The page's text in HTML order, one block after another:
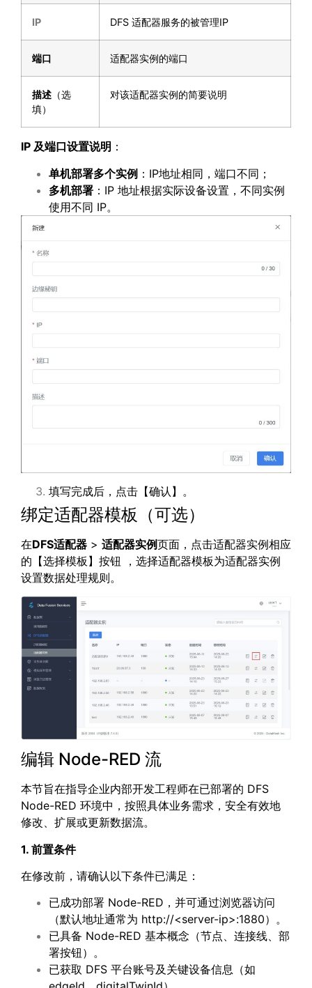
IP DFS 适配器服务的被管理IP
端口 适配器实例的端口
描述 （选
填）
对该适配器实例的简要说明
IP 及端口设置说明 ：
单机部署多个实例 ：IP地址相同，端口不同；
多机部署 ：IP 地址根据实际设备设置，不同实例
使用不同 IP。
填写完成后，点击【确认】。
绑定适配器模板（可选）
在DFS适配器 > 适配器实例页面，点击适配器实例相应
的【选择模板】按钮 ，选择适配器模板为适配器实例
设置数据处理规则。
编辑 Node-RED 流
本节旨在指导企业内部开发工程师在已部署的 DFS
Node-RED 环境中，按照具体业务需求，安全有效地
修改、扩展或更新数据流。
1. 前置条件
在修改前，请确认以下条件已满足：
已成功部署 Node-RED，并可通过浏览器访问
（默认地址通常为 http://<server-ip>:1880）。
已具备 Node-RED 基本概念（节点、连接线、部
署按钮）。
已获取 DFS 平台账号及关键设备信息（如